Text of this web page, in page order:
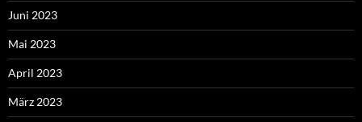
Juni 2023
Mai 2023
April 2023
März 2023